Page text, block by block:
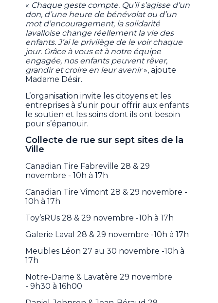
« Chaque geste compte. Qu’il s’agisse d’un
don, d’une heure de bénévolat ou d’un
mot d’encouragement, la solidarité
lavalloise change réellement la vie des
enfants. J’ai le privilège de le voir chaque
jour. Grâce à vous et à notre équipe
engagée, nos enfants peuvent rêver,
grandir et croire en leur avenir», ajoute
Madame Désir.
L’organisation invite les citoyens et les
entreprises à s’unir pour offrir aux enfants
le soutien et les soins dont ils ont besoin
pour s’épanouir.
Collecte de rue sur sept sites de la
Ville
Canadian Tire Fabreville 28 & 29
novembre - 10h à 17h
Canadian Tire Vimont 28 & 29 novembre -
10h à 17h
Toy’sRUs 28 & 29 novembre -10h à 17h
Galerie Laval 28 & 29 novembre -10h à 17h
Meubles Léon 27 au 30 novembre -10h à
17h
Notre-Dame & Lavatère 29 novembre
- 9h30 à 16h00